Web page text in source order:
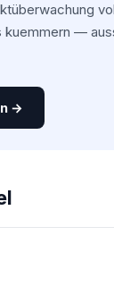
kuemmern —
→